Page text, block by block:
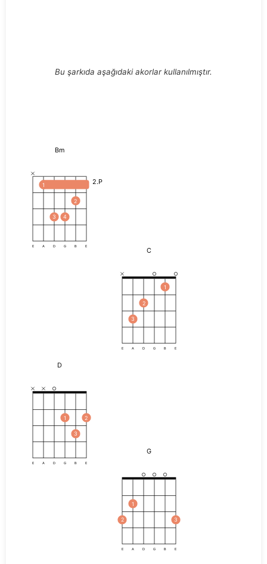
Bu şarkıda aşağıdaki akorlar kullanılmıştır.
Bm
2.P
1
3 4
2
E A D G B E C
3
2
1
E A D G B E
D
1
3
2
E A D G B E
G
2
1
3
E A D G B E